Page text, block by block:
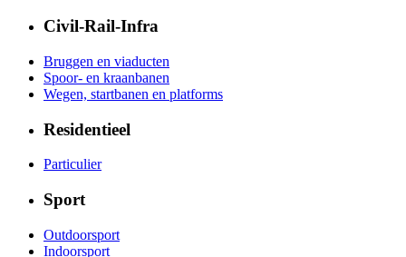
Civil-Rail-Infra
Bruggen en viaducten
Spoor- en kraanbanen
Wegen, startbanen en platforms
Residentieel
Particulier
Sport
Outdoorsport
Indoorsport